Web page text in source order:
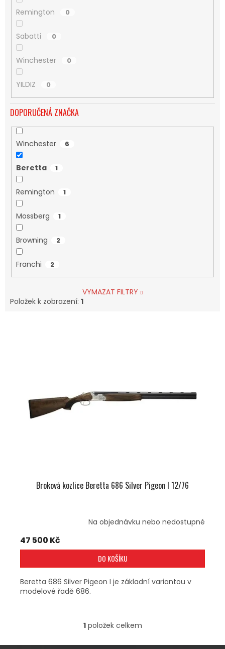
Remington 0
Sabatti 0
Winchester 0
YILDIZ 0
DOPORUČENÁ ZNAČKA
Winchester 6
Beretta 1
Remington 1
Mossberg 1
Browning 2
Franchi 2
VYMAZAT FILTRY
Položek k zobrazení: 1
Broková kozlice Beretta 686 Silver Pigeon I 12/76
Na objednávku nebo nedostupné
47 500 Kč
DO KOŠÍKU
Beretta 686 Silver Pigeon I je základní variantou v
modelové řadě 686.
O
1položek celkem